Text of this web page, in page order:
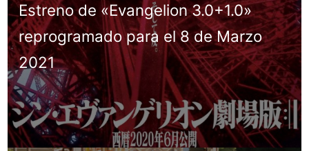
Estreno de «Evangelion 3.0+1.0»
reprogramado para el 8 de Marzo
2021